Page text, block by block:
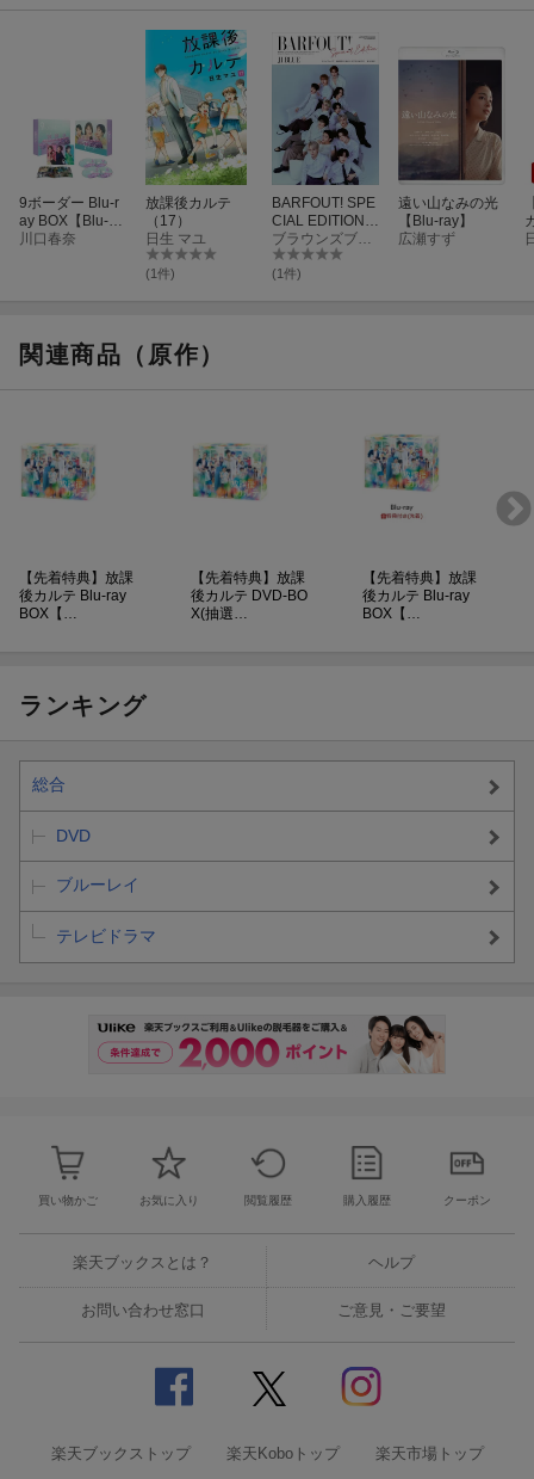
抽選キャンペーン応募シリアルコード(後日配信)
【EC限定】テレビドラマ2025冬 豪華プレゼントが当たるBlu-ray
＆DVDキャンペーン
(土)23:59
ト！！
対象期間内に対象商品をお買い上げいただいたお客様に、ご購入
商品1つにつき、抽選応募できるシリアルコード1つを先着でお渡
しいたします。シリアルコードは無くなり次第配布終了となりま
シリアルコードを用いて専用のwebサイトから応募いただきます
と、抽選で当選者の方に豪華賞品をプレゼントさせていただきま
す。必要事項をご入力の上、キャンペーンにご応募下さい。
ー対象商品は こちら
※シリアルコードは無くなり次第配布終了となります。
※当選者の発表は賞品の発送をもって代えさせていただきます。
キャンペーン専用WebサイトURL：//winterdrama25pctcvap.jp/
【賞品】
Panasonic 高周波治療器 コリコランループ EW-RA520 3名様
Aladdin X2 Light プロジェクター内蔵 天井照明シーリングライ
ト 3名様
SALONIA ピュアブライトスチーマー 3名様
BRUNO ガラスエアフライヤー BOE122-IV 6名様
Panasonic リフトケア 美顔器 バイタリフト かっさ EH-SP86-K
3名様
※賞品の色は掲載の画像と異なる場合がございます。予めご了承
ください。また在庫状況によっては賞品が変更となる場合もござ
※本キャンペーンは株式会社ポニーキャニオン、TCエンタテイン
メント株式会社、株式会社バップによる合同キャンペーンです。
項もよくお読み下さい。
9ボーダー Blu-r
ay BOX【Blu-ra
y】
川口春奈
放課後カルテ
（17）
日生 マユ
(1件)
BARFOUT! SPE
CIAL EDITION L
ATE SPRING 20
26 / MY PASSIO
N JI BLUE
ブラウンズブックス
(1件)
遠い山なみの光
【Blu-ray】
広瀬すず
関連商品（原作）
【先着特典】放課
後カルテ Blu-ray
BOX【…
【先着特典】放課
後カルテ DVD-BO
X(抽選…
【先着特典】放課
後カルテ Blu-ray
BOX【…
ランキング
総合
DVD
ブルーレイ
テレビドラマ
買い物かご お気に入り 閲覧履歴 購入履歴 クーポン
楽天ブックスとは？ ヘルプ
お問い合わせ窓口 ご意見・ご要望
楽天ブックストップ 楽天Koboトップ 楽天市場トップ